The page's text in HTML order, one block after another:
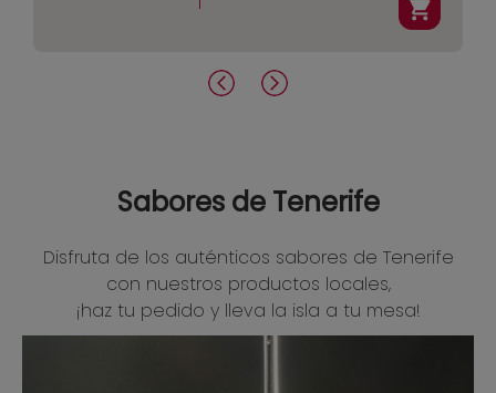
Sabores de Tenerife
Disfruta de los auténticos sabores de Tenerife
con nuestros productos locales,
¡haz tu pedido y lleva la isla a tu mesa!